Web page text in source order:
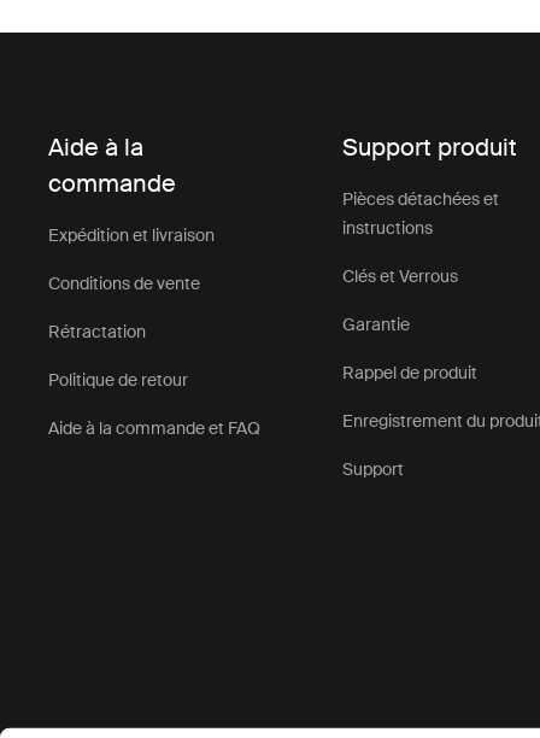
Aide à la
commande
Expédition et livraison
Conditions de vente
Rétractation
Politique de retour
Aide à la commande et FAQ
Support produit
Pièces détachées et
instructions
Clés et Verrous
Garantie
Rappel de produit
Enregistrement du
Support